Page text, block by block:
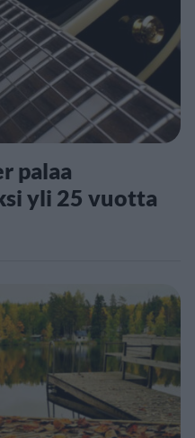
palaa
yli 25 vuotta